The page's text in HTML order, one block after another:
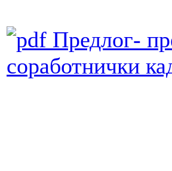
Предлог-
соработнички